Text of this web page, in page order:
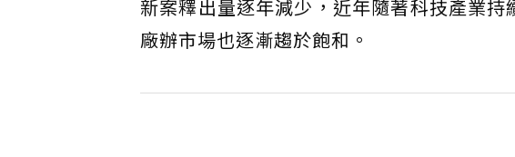
新案釋出量逐年減少，近年隨著科技產業
廠辦市場也逐漸趨於飽和。